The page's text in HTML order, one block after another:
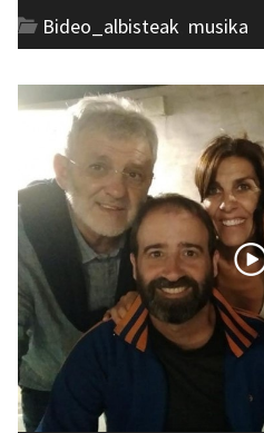
Bideo_albisteak musika